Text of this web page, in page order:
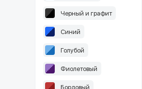
Черный и графит
Синий
Голубой
Фиолетовый
Бордовый